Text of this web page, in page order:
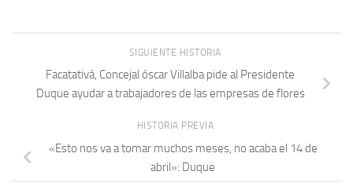
SIGUIENTE HISTORIA
Facatativá, Concejal óscar Villalba pide al Presidente
Duque ayudar a trabajadores de las empresas de flores
HISTORIA PREVIA
«Esto nos va a tomar muchos meses, no acaba el 14 de
abril»: Duque